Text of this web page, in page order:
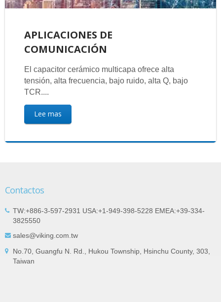
APLICACIONES DE
COMUNICACIÓN
El capacitor cerámico multicapa ofrece alta
tensión, alta frecuencia, bajo ruido, alta Q, bajo
TCR....
Lee mas
Contactos
TW:+886-3-597-2931 USA:+1-949-398-5228 EMEA:+39-334-
3825550
sales@viking.com.tw
No.70, Guangfu N. Rd., Hukou Township, Hsinchu County, 303,
Taiwan